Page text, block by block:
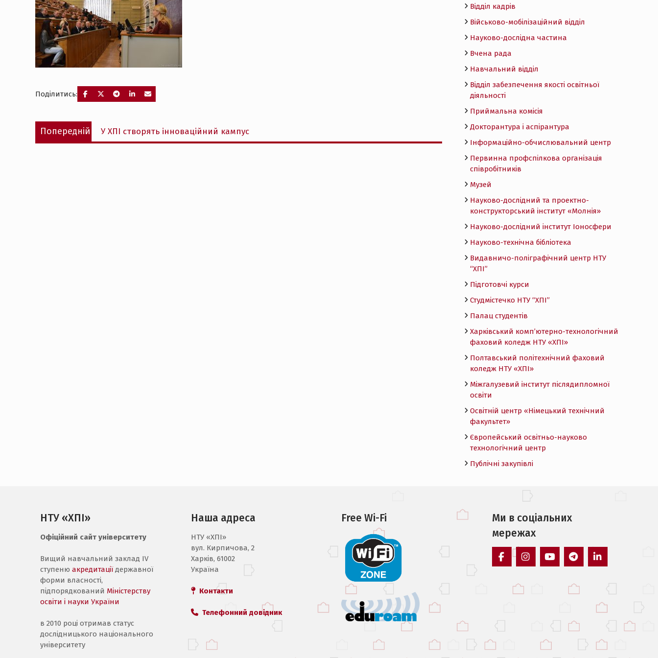
Поділитись:
Навігація
записів
Попередній
Попередній
запис:
У ХПІ створять інноваційний кампус
Відділ кадрів
Військово-мобілізаційний відділ
Науково-дослідна частина
Вчена рада
Навчальний відділ
Відділ забезпечення якості освітньої
діяльності
Приймальна комісія
Докторантура і аспірантура
Інформаційно-обчислювальний центр
Первинна профспілкова організація
співробітників
Музей
Науково-дослідний та проектно-
конструкторський інститут «Молнія»
Науково-дослідний інститут Іоносфери
Науково-технічна бібліотека
Видавничо-поліграфічний центр НТУ
“ХПІ”
Підготовчі курси
Студмістечко НТУ “ХПІ”
Палац студентів
Харківський комп’ютерно-технологічний
фаховий коледж НТУ «ХПI»
Полтавський політехнічний фаховий
коледж НТУ «ХПI»
Міжгалузевий інститут післядипломної
освіти
Освітній центр «Німецький технічний
факультет»
Європейський освітньо-науково
технологічний центр
Публічні закупівлі
НТУ «ХПІ»
Офіційний сайт університету
Вищий навчальний заклад IV
ступеню акредитації державної
форми власності,
підпорядкований Міністерству
освіти і науки України
в 2010 році отримав статус
дослідницького національного
університету
Наша адреса
НТУ «ХПI»
вул. Кирпичова, 2
Харків, 61002
Україна
Контакти
Телефонний довідник
Free Wi-Fi
Ми в соцiальних
мережах